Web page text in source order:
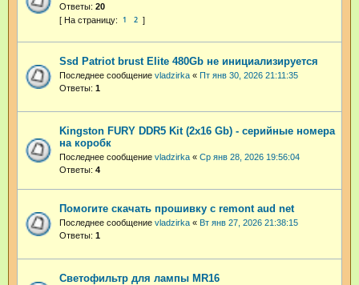
Ответы: 20
1 2
Ssd Patriot brust Elite 480Gb не инициализируется
Последнее сообщение vladzirka « Пт янв 30, 2026 21:11:35
Ответы: 1
Kingston FURY DDR5 Kit (2x16 Gb) - серийные номера
на коробк
Последнее сообщение vladzirka « Ср янв 28, 2026 19:56:04
Ответы: 4
Помогите скачать прошивку с remont aud net
Последнее сообщение vladzirka « Вт янв 27, 2026 21:38:15
Ответы: 1
Светофильтр для лампы MR16